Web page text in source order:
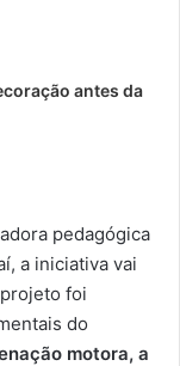
antes da
pedagógica
a iniciativa vai
foi
do
motora, a